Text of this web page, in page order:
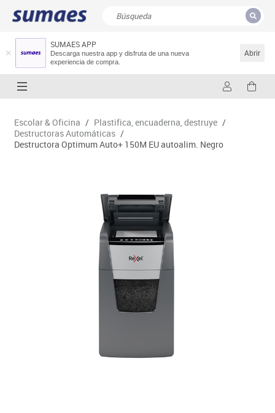
SUMAES APP
Descarga nuestra app y disfruta de una nueva
experiencia de compra.
Abrir
Resultados de la búsqueda
Escolar & Oficina / Plastifica, encuaderna, destruye /
Destructoras Automáticas /
Destructora Optimum Auto+ 150M EU autoalim. Negro